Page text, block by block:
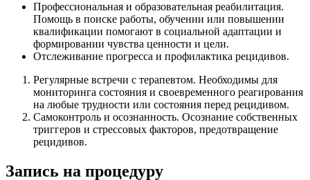
Профессиональная и образовательная реабилитация.
Помощь в поиске работы, обучении или повышении
квалификации помогают в социальной адаптации и
формировании чувства ценности и цели.
Отслеживание прогресса и профилактика рецидивов.
Регулярные встречи с терапевтом. Необходимы для
мониторинга состояния и своевременного реагирования
на любые трудности или состояния перед рецидивом.
Самоконтроль и осознанность. Осознание собственных
триггеров и стрессовых факторов, предотвращение
рецидивов.
Запись на процедуру